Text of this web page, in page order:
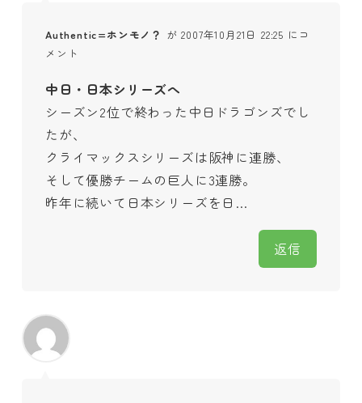
Authentic=ホンモノ？ が 2007年10月21日 22:25 にコ
メント
中日・日本シリーズへ
シーズン2位で終わった中日ドラゴンズでし
たが、
クライマックスシリーズは阪神に連勝、
そして優勝チームの巨人に3連勝。
昨年に続いて日本シリーズを日…
返信